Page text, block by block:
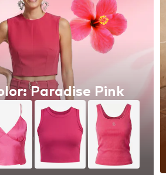
Paradise Pink